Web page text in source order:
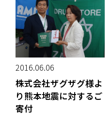
2016.06.06
株式会社ザグザグ様よ
り熊本地震に対するご
寄付